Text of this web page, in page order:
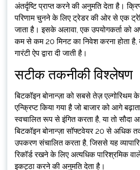
अंतर्दृष्टि प्राप्त करने की अनुमति देता है।
परिणाम चुनने के लिए ट्रेडर की ओर से एक
जाता है। इसके अलावा, एक उपयोगकर्ता को
कम से कम 20 मिनट का निवेश करना होता
गारंटी ऐप द्वारा दी जाती है।
सटीक तकनीकी विश्लेषण
बिटकॉइन बोनान्ज़ा को सबसे तेज़
एन्क्रिप्ट किया गया है जो बाजार को आगे
स्वचालित रूप से इंगित करता है, या तो सौदा
बिटकॉइन बोनान्ज़ा सॉफ्टवेयर 20 से अधिक
उपकरण संचालित करता है, जिससे यह
रिकॉर्ड रखने के लिए अत्यधिक पारिश्रमिक
इकट्ठा करने की अनुमति देता है।